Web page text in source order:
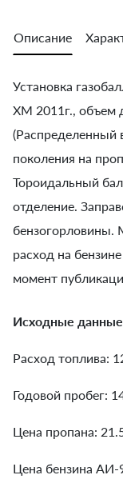
Описание
Установка
XM 2011г., объем
(Распределенный
поколения на
Тороидальный
отделение.
бензогорловины.
расход на
момент
Исходные данные
Расход топлива:
Годовой пробег:
Цена пропана:
Цена бензина АИ-